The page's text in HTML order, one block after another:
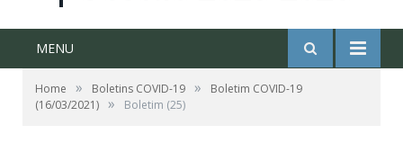
MENU
Home » Boletins COVID-19 »
Boletim COVID-19
(16/03/2021) » Boletim (25)